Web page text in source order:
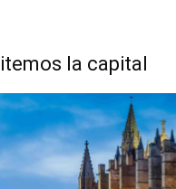
la capital